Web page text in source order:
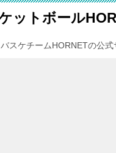
ットボール
スケチームHORNETの公式